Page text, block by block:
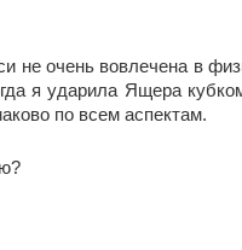
не очень вовлечена в
я ударила Ящера
по всем аспектам.